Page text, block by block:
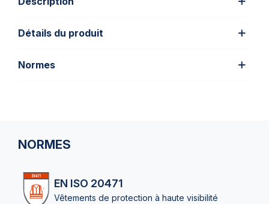
Détails du produit
Normes
NORMES
EN ISO 20471
Vêtements de protection à haute visibilité